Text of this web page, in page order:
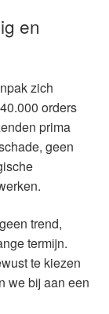
en
zich
orders
prima
geen
trend,
termijn.
te kiezen
we bij aan een